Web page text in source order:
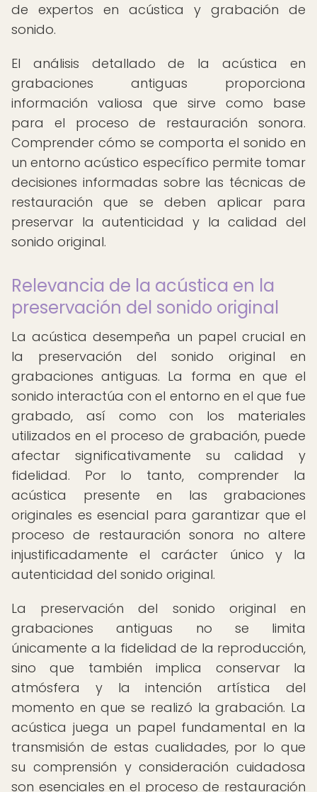
de expertos en acústica y grabación de
sonido.
El análisis detallado de la acústica en
grabaciones antiguas proporciona
información valiosa que sirve como base
para el proceso de restauración sonora.
Comprender cómo se comporta el sonido en
un entorno acústico específico permite tomar
decisiones informadas sobre las técnicas de
restauración que se deben aplicar para
preservar la autenticidad y la calidad del
sonido original.
Relevancia de la acústica en la
preservación del sonido original
La acústica desempeña un papel crucial en
la preservación del sonido original en
grabaciones antiguas. La forma en que el
sonido interactúa con el entorno en el que fue
grabado, así como con los materiales
utilizados en el proceso de grabación, puede
afectar significativamente su calidad y
fidelidad. Por lo tanto, comprender la
acústica presente en las grabaciones
originales es esencial para garantizar que el
proceso de restauración sonora no altere
injustificadamente el carácter único y la
autenticidad del sonido original.
La preservación del sonido original en
grabaciones antiguas no se limita
únicamente a la fidelidad de la reproducción,
sino que también implica conservar la
atmósfera y la intención artística del
momento en que se realizó la grabación. La
acústica juega un papel fundamental en la
transmisión de estas cualidades, por lo que
su comprensión y consideración cuidadosa
son esenciales en el proceso de restauración